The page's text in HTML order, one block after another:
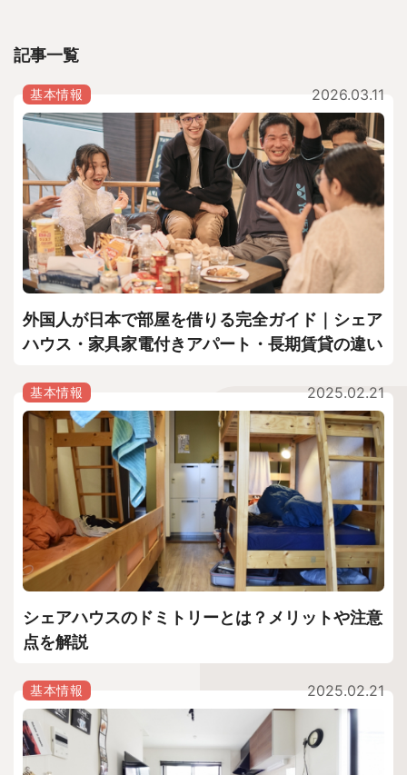
記事一覧
2026.03.11
基本情報
外国人が日本で部屋を借りる完全ガイド｜シェア
ハウス・家具家電付きアパート・長期賃貸の違い
2025.02.21
基本情報
シェアハウスのドミトリーとは？メリットや注意
点を解説
2025.02.21
基本情報